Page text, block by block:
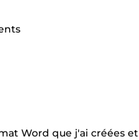
Word que j'ai créées